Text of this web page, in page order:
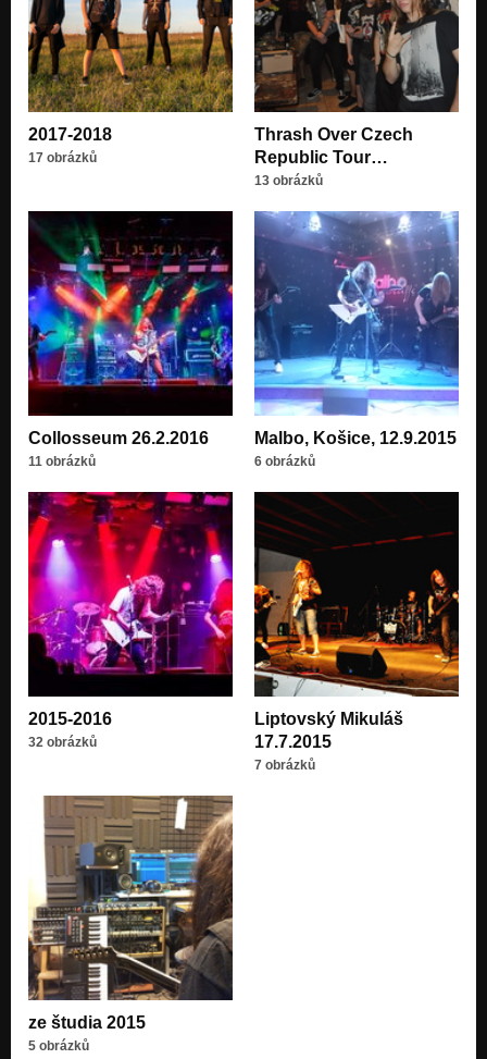
2017-2018
17 obrázků
Thrash Over Czech
Republic Tour…
13 obrázků
Collosseum 26.2.2016
11 obrázků
Malbo, Košice, 12.9.2015
6 obrázků
2015-2016
32 obrázků
Liptovský Mikuláš
17.7.2015
7 obrázků
ze študia 2015
5 obrázků